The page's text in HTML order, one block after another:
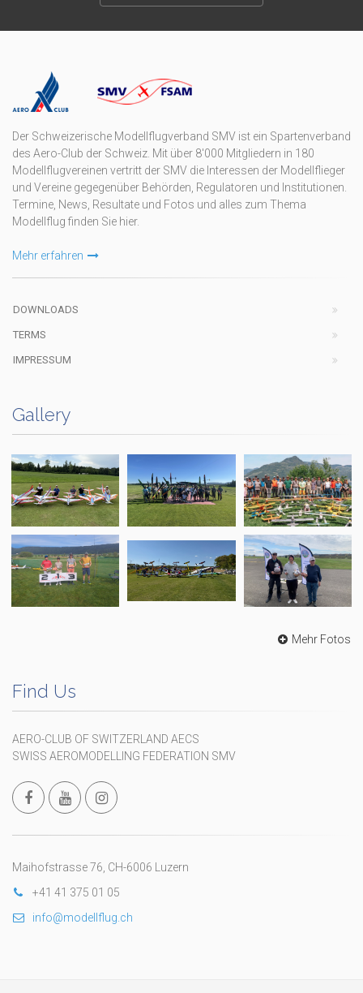
Der Schweizerische Modellflugverband SMV ist ein Spartenverband
des Aero-Club der Schweiz. Mit über 8'000 Mitgliedern in 180
Modellflugvereinen vertritt der SMV die Interessen der Modellflieger
und Vereine gegegenüber Behörden, Regulatoren und Institutionen.
Termine, News, Resultate und Fotos und alles zum Thema
Modellflug finden Sie hier.
Mehr erfahren
DOWNLOADS
TERMS
IMPRESSUM
Gallery
Mehr Fotos
Find Us
AERO-CLUB OF SWITZERLAND AECS
SWISS AEROMODELLING FEDERATION SMV
Maihofstrasse 76, CH-6006 Luzern
+41 41 375 01 05
info@modellflug.ch